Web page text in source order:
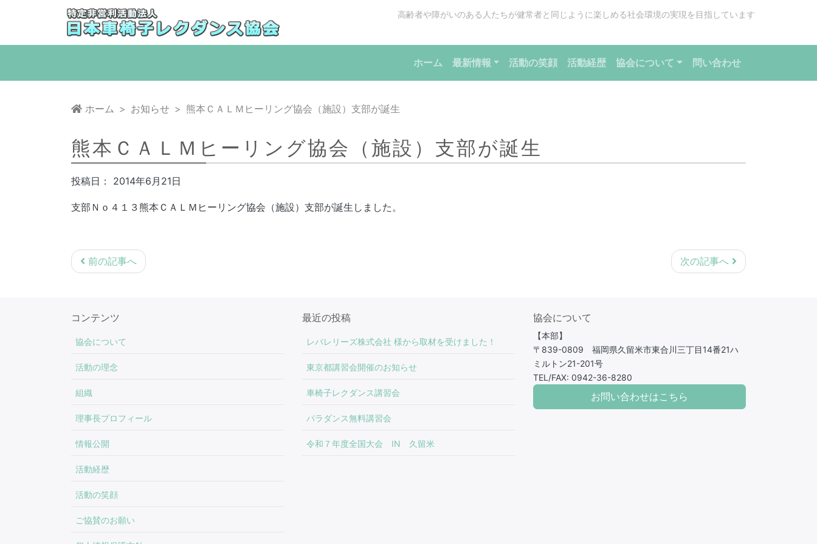
高齢者や障がいのある人たちが健常者と同じように楽しめる社会環境の実現を目指しています
ホーム 最新情報 活動の笑顔 活動経歴 協会について 問い合わせ
ホーム お知らせ 熊本ＣＡＬＭヒーリング協会（施設）支部が誕生
熊本ＣＡＬＭヒーリング協会（施設）支部が誕生
投稿日： 2014年6月21日
支部Ｎｏ４１３熊本ＣＡＬＭヒーリング協会（施設）支部が誕生しました。
投
稿
ビ
ー
シ
ョ
ン
前の記事へ 次の記事へ
コンテンツ
協会について
活動の理念
組織
理事長プロフィール
情報公開
活動経歴
活動の笑顔
ご協賛のお願い
最近の投稿
レバレリーズ株式会社 様から取材を受けました！
東京都講習会開催のお知らせ
車椅子レクダンス講習会
パラダンス無料講習会
令和７年度全国大会 IN 久留米
協会について
【本部】
〒839-0809 福岡県久留米市東合川三丁目14番21ハ
ミルトン21-201号
TEL/FAX: 0942-36-8280
お問い合わせはこちら